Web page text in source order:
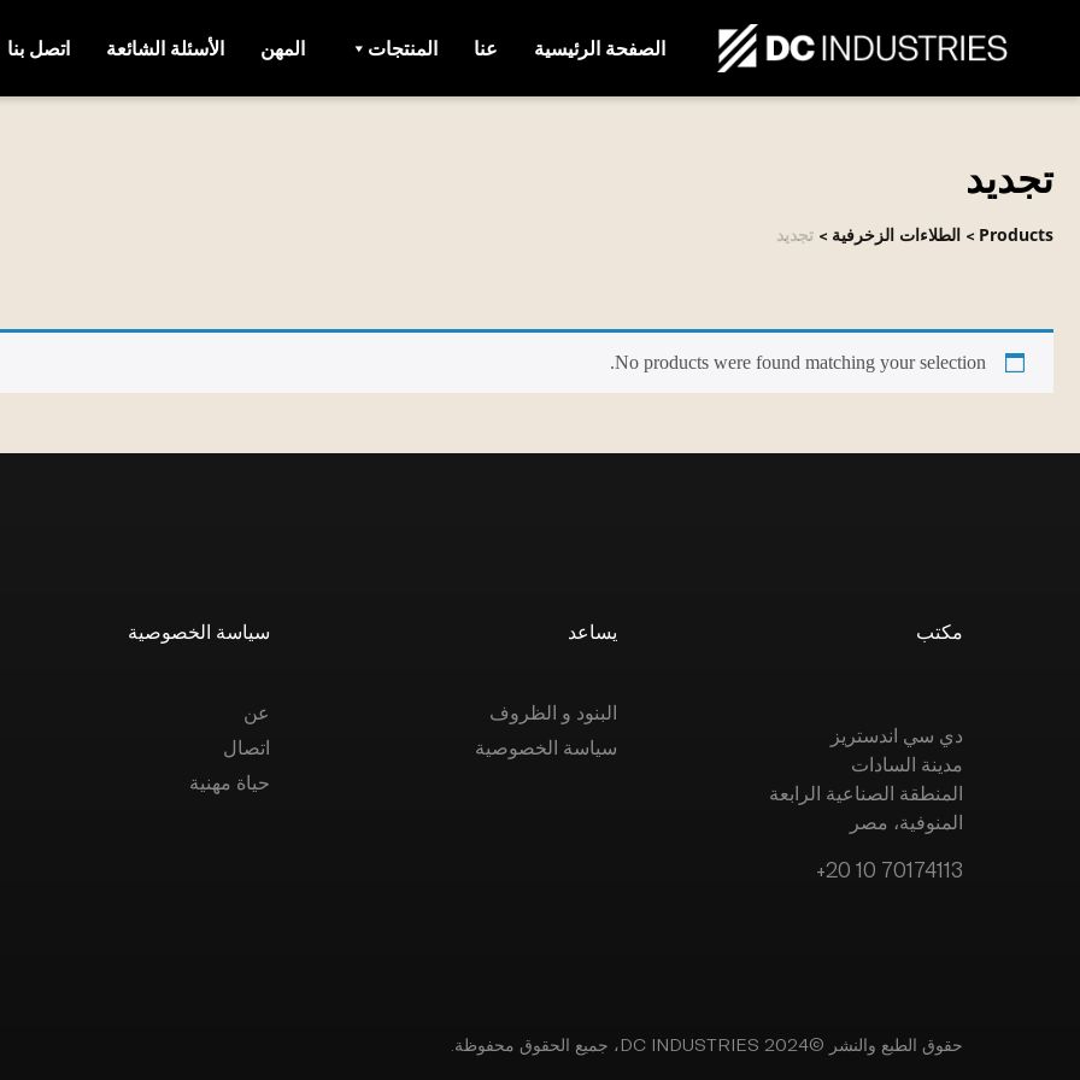
الصفحة الرئيسية عنا المنتجات المهن الأسئلة الشائعة اتصل بنا
تجديد
Products
> الطلاءات الزخرفية > تجديد
No products were found matching your selection.
مكتب
دي سي اندستريز
مدينة السادات
المنطقة الصناعية الرابعة
المنوفية، مصر
+20 10 70174113
يساعد
البنود و الظروف
سياسة الخصوصية
سياسة الخصوصية
عن
اتصال
حياة مهنية
حقوق الطبع والنشر ©2024 DC INDUSTRIES، جميع الحقوق محفوظة.